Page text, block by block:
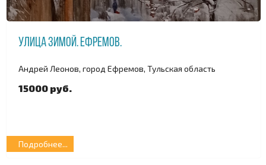
Улица зимой. Ефремов.
Андрей Леонов, город Ефремов, Тульская область
15000 руб.
Подробнее...